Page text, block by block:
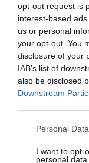
opt-out request is
interest-based
us or personal
your opt-out. You
disclosure of your
IAB’s list of
also be disclosed
Downstream
Please note that
not limited to your
Personal
I want to opt-
personal data.
APV 11
Διακλάδωσης
115x140x61
26,50 €